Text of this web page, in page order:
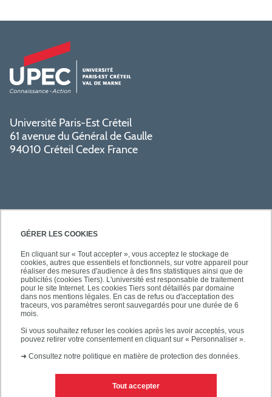
GÉRER LES COOKIES
En cliquant sur « Tout accepter », vous acceptez le stockage de
cookies, autres que essentiels et fonctionnels, sur votre appareil pour
réaliser des mesures d'audience à des fins statistiques ainsi que de
publicités (cookies Tiers). L'université est responsable de traitement
pour le site Internet. Les cookies Tiers sont détaillés par domaine
dans nos mentions légales. En cas de refus ou d'acceptation des
traceurs, vos paramètres seront sauvegardés pour une durée de 6
mois.
Si vous souhaitez refuser les cookies après les avoir acceptés, vous
pouvez retirer votre consentement en cliquant sur « Personnaliser ».
➜ Consultez notre politique en matière de protection des données.
Tout accepter
Université Paris-Est Créteil
61 avenue du Général de Gaulle
94010 Créteil Cedex France
SÉCURITÉ
SUIVEZ-NOUS